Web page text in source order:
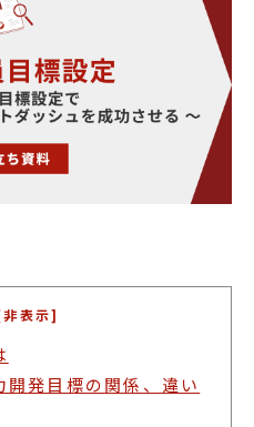
表示]
開発目標の関係、違い